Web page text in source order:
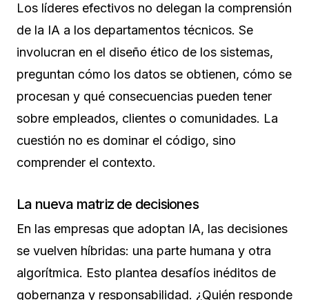
Los líderes efectivos no delegan la comprensión
de la IA a los departamentos técnicos. Se
involucran en el diseño ético de los sistemas,
preguntan cómo los datos se obtienen, cómo se
procesan y qué consecuencias pueden tener
sobre empleados, clientes o comunidades. La
cuestión no es dominar el código, sino
comprender el contexto.
La nueva matriz de decisiones
En las empresas que adoptan IA, las decisiones
se vuelven híbridas: una parte humana y otra
algorítmica. Esto plantea desafíos inéditos de
gobernanza y responsabilidad. ¿Quién responde